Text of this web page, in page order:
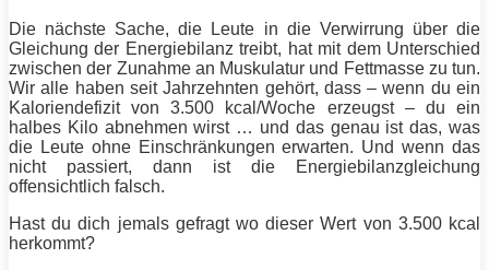
Die nächste Sache, die Leute in die Verwirrung über die
Gleichung der Energiebilanz treibt, hat mit dem Unterschied
zwischen der Zunahme an Muskulatur und Fettmasse zu tun.
Wir alle haben seit Jahrzehnten gehört, dass – wenn du ein
Kaloriendefizit von 3.500 kcal/Woche erzeugst – du ein
halbes Kilo abnehmen wirst … und das genau ist das, was
die Leute ohne Einschränkungen erwarten. Und wenn das
nicht passiert, dann ist die Energiebilanzgleichung
offensichtlich falsch.
Hast du dich jemals gefragt wo dieser Wert von 3.500 kcal
herkommt?